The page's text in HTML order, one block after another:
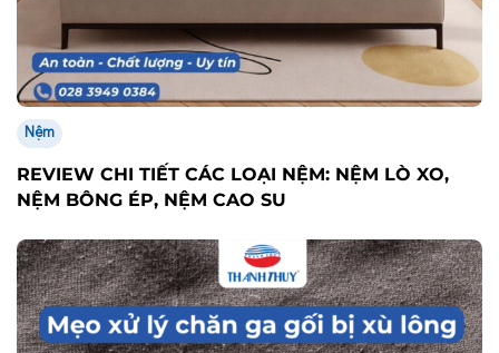
Nệm
REVIEW CHI TIẾT CÁC LOẠI NỆM: NỆM LÒ XO,
NỆM BÔNG ÉP, NỆM CAO SU